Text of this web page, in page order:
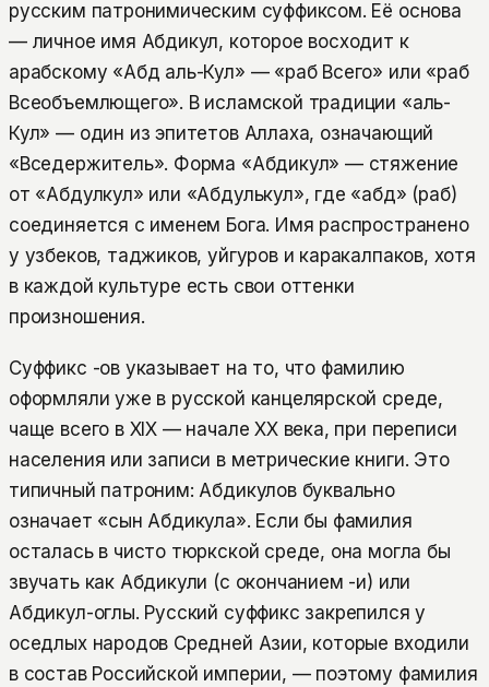
русским патронимическим суффиксом. Её основа
— личное имя Абдикул, которое восходит к
арабскому «Абд аль-Кул» — «раб Всего» или «раб
Всеобъемлющего». В исламской традиции «аль-
Кул» — один из эпитетов Аллаха, означающий
«Вседержитель». Форма «Абдикул» — стяжение
от «Абдулкул» или «Абдулькул», где «абд» (раб)
соединяется с именем Бога. Имя распространено
у узбеков, таджиков, уйгуров и каракалпаков, хотя
в каждой культуре есть свои оттенки
произношения.
Суффикс -ов указывает на то, что фамилию
оформляли уже в русской канцелярской среде,
чаще всего в XIX — начале XX века, при переписи
населения или записи в метрические книги. Это
типичный патроним: Абдикулов буквально
означает «сын Абдикула». Если бы фамилия
осталась в чисто тюркской среде, она могла бы
звучать как Абдикули (с окончанием -и) или
Абдикул-оглы. Русский суффикс закрепился у
оседлых народов Средней Азии, которые входили
в состав Российской империи, — поэтому фамилия